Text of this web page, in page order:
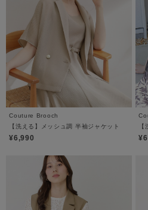
Couture Brooch
【洗える】メッシュ調 半袖ジャケット
¥6,990